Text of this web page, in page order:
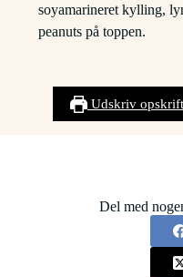
soyamarineret kylling,
peanuts på toppen.
Udskriv opskrift
Del med